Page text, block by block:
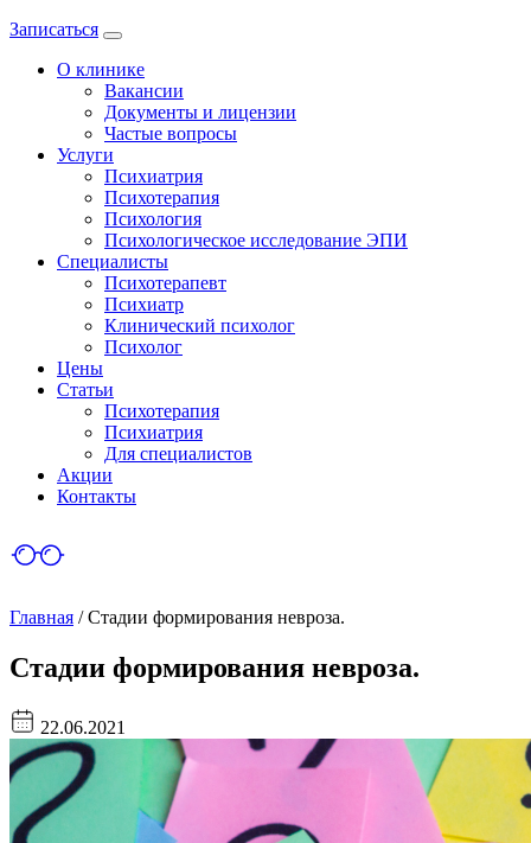
Записаться
О клинике
Вакансии
Документы и лицензии
Частые вопросы
Услуги
Психиатрия
Психотерапия
Психология
Психологическое исследование ЭПИ
Специалисты
Психотерапевт
Психиатр
Клинический психолог
Психолог
Цены
Статьи
Психотерапия
Психиатрия
Для специалистов
Акции
Контакты
Главная /Стадии формирования невроза.
Стадии формирования невроза.
22.06.2021